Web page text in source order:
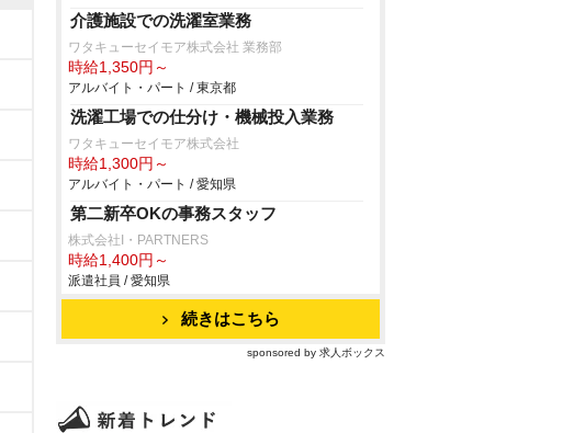
介護施設での洗濯室業務
ワタキューセイモア株式会社 業務部
時給1,350円～
アルバイト・パート / 東京都
洗濯工場での仕分け・機械投入業務
ワタキューセイモア株式会社
時給1,300円～
アルバイト・パート / 愛知県
第二新卒OKの事務スタッフ
株式会社I・PARTNERS
時給1,400円～
派遣社員 / 愛知県
続きはこちら
sponsored by 求人ボックス